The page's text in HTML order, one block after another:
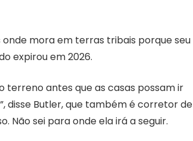
mora em terras tribais porque seu
expirou em 2026.
terreno antes que as casas possam ir
disse Butler, que também é corretor de
Não sei para onde ela irá a seguir.